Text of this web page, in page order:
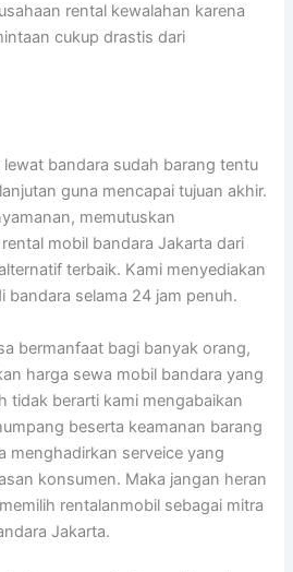
rental kewalahan karena
cukup drastis dari
bandara sudah barang tentu
guna mencapai tujuan akhir.
memutuskan
mobil bandara Jakarta dari
terbaik. Kami menyediakan
bandara selama 24 jam penuh.
bermanfaat bagi banyak orang,
harga sewa mobil bandara yang
tidak berarti kami mengabaikan
beserta keamanan barang
menghadirkan serveice yang
konsumen. Maka jangan heran
rentalanmobil sebagai mitra
Jakarta.